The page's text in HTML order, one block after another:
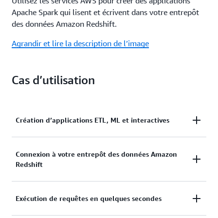
Apache Spark qui lisent et écrivent dans votre entrepôt
des données Amazon Redshift.
Agrandir et lire la description de l’image
Cas d’utilisation
Création d’applications ETL, ML et interactives
et Python avec les services d’analyse AWS basés sur
Apache Spark.
Connexion à votre entrepôt des données Amazon
Redshift
Redshift avec Amazon EMR, AWS Glue, SageMaker
et les services AWS analytics et ML.
Exécution de requêtes en quelques secondes